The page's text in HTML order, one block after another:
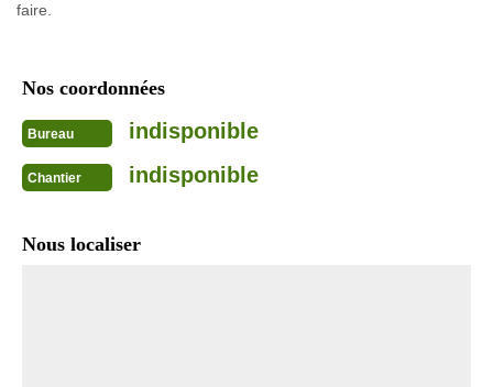
faire.
Nos coordonnées
Bureau indisponible
Chantier indisponible
Nous localiser